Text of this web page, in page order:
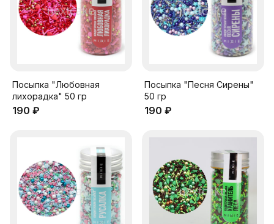
Посыпка "Любовная
лихорадка" 50 гр
190 ₽
Посыпка "Песня Сирены"
50 гр
190 ₽